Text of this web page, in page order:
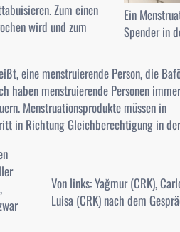
Ein
Spender in
Zum einen
wird und zum
eine menstruierende Person, die
haben menstruierende Personen
Menstruationsprodukte müssen in
in Richtung Gleichberechtigung in
Von links: Yağmur (CRK),
Luisa (CRK) nach dem